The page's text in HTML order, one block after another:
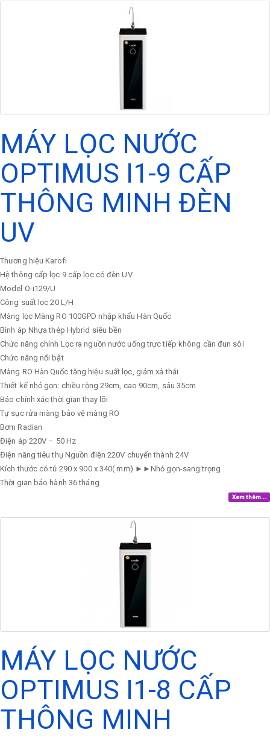
MÁY LỌC NƯỚC
OPTIMUS I1-9 CẤP
THÔNG MINH ĐÈN
UV
Thương hiệu Karofi
Hệ thông cấp lọc 9 cấp lọc có đèn UV
Model O-i129/U
Công suất lọc 20 L/H
Màng lọc Màng RO 100GPD nhập khẩu Hàn Quốc
Bình áp Nhựa thép Hybrid siêu bền
Chức năng chính Lọc ra nguồn nước uống trực tiếp không cần đun sôi
Chức năng nổi bật
Màng RO Hàn Quốc tăng hiệu suất lọc, giảm xả thải
Thiết kế nhỏ gọn: chiều rộng 29cm, cao 90cm, sâu 35cm
Báo chính xác thời gian thay lõi
Tự sục rửa màng bảo vệ màng RO
Bơm Radian
Điện áp 220V – 50 Hz
Điện năng tiêu thụ Nguồn điện 220V chuyển thành 24V
Kích thước có tủ 290 x 900 x 340( mm) ►►Nhỏ gọn-sang trọng
Thời gian bảo hành 36 tháng
Xem thêm...
MÁY LỌC NƯỚC
OPTIMUS I1-8 CẤP
THÔNG MINH